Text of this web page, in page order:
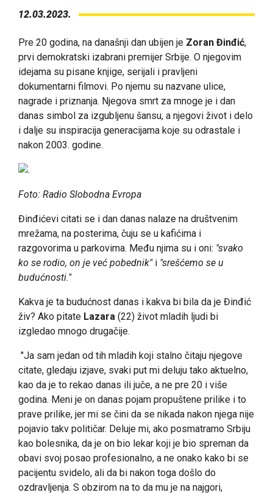
12.03.2023.
Pre 20 godina, na današnji dan ubijen je Zoran Đinđić,
prvi demokratski izabrani premijer Srbije. O njegovim
idejama su pisane knjige, serijali i pravljeni
dokumentarni filmovi. Po njemu su nazvane ulice,
nagrade i priznanja. Njegova smrt za mnoge je i dan
danas simbol za izgubljenu šansu, a njegovi život i delo
i dalje su inspiracija generacijama koje su odrastale i
nakon 2003. godine.
Foto: Radio Slobodna Evropa
Đinđićevi citati se i dan danas nalaze na društvenim
mrežama, na posterima, čuju se u kafićima i
razgovorima u parkovima. Među njima su i oni: "svako
ko se rodio, on je već pobednik"i "srešćemo se u
budućnosti."
Kakva je ta budućnost danas i kakva bi bila da je Đinđić
živ? Ako pitate Lazara (22) život mladih ljudi bi
izgledao mnogo drugačije.
"Ja sam jedan od tih mladih koji stalno čitaju njegove
citate, gledaju izjave, svaki put mi deluju tako aktuelno,
kao da je to rekao danas ili juče, a ne pre 20 i više
godina. Meni je on danas pojam propuštene prilike i to
prave prilike, jer mi se čini da se nikada nakon njega nije
pojavio takv političar. Deluje mi, ako posmatramo Srbiju
kao bolesnika, da je on bio lekar koji je bio spreman da
obavi svoj posao profesionalno, a ne onako kako bi se
pacijentu svidelo, ali da bi nakon toga došlo do
ozdravljenja. S obzirom na to da mu je na najgori,